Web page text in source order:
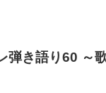
弾き語り60 ～